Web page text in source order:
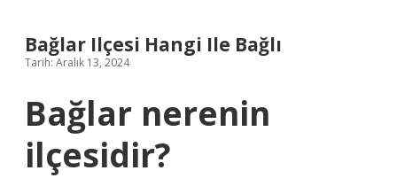
Bağlar Ilçesi Hangi Ile Bağlı
Tarih: Aralık 13, 2024
Bağlar nerenin
ilçesidir?